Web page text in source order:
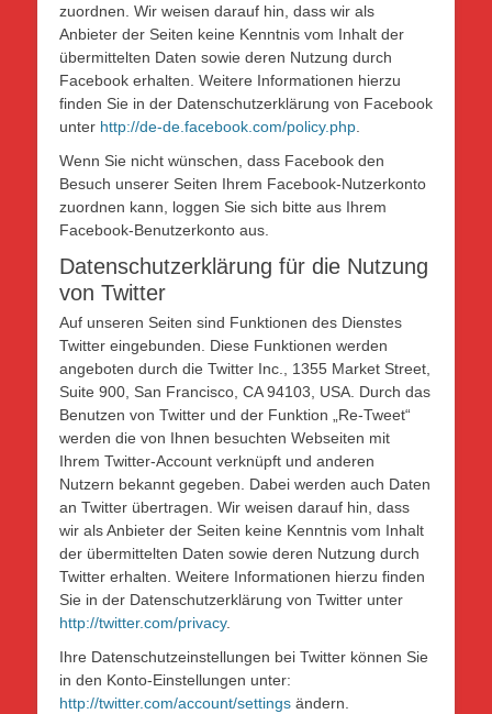
zuordnen. Wir weisen darauf hin, dass wir als
Anbieter der Seiten keine Kenntnis vom Inhalt der
übermittelten Daten sowie deren Nutzung durch
Facebook erhalten. Weitere Informationen hierzu
finden Sie in der Datenschutzerklärung von Facebook
unter http://de-de.facebook.com/policy.php.
Wenn Sie nicht wünschen, dass Facebook den
Besuch unserer Seiten Ihrem Facebook-Nutzerkonto
zuordnen kann, loggen Sie sich bitte aus Ihrem
Facebook-Benutzerkonto aus.
Datenschutzerklärung für die Nutzung
von Twitter
Auf unseren Seiten sind Funktionen des Dienstes
Twitter eingebunden. Diese Funktionen werden
angeboten durch die Twitter Inc., 1355 Market Street,
Suite 900, San Francisco, CA 94103, USA. Durch das
Benutzen von Twitter und der Funktion „Re-Tweet“
werden die von Ihnen besuchten Webseiten mit
Ihrem Twitter-Account verknüpft und anderen
Nutzern bekannt gegeben. Dabei werden auch Daten
an Twitter übertragen. Wir weisen darauf hin, dass
wir als Anbieter der Seiten keine Kenntnis vom Inhalt
der übermittelten Daten sowie deren Nutzung durch
Twitter erhalten. Weitere Informationen hierzu finden
Sie in der Datenschutzerklärung von Twitter unter
http://twitter.com/privacy.
Ihre Datenschutzeinstellungen bei Twitter können Sie
in den Konto-Einstellungen unter:
http://twitter.com/account/settings ändern.